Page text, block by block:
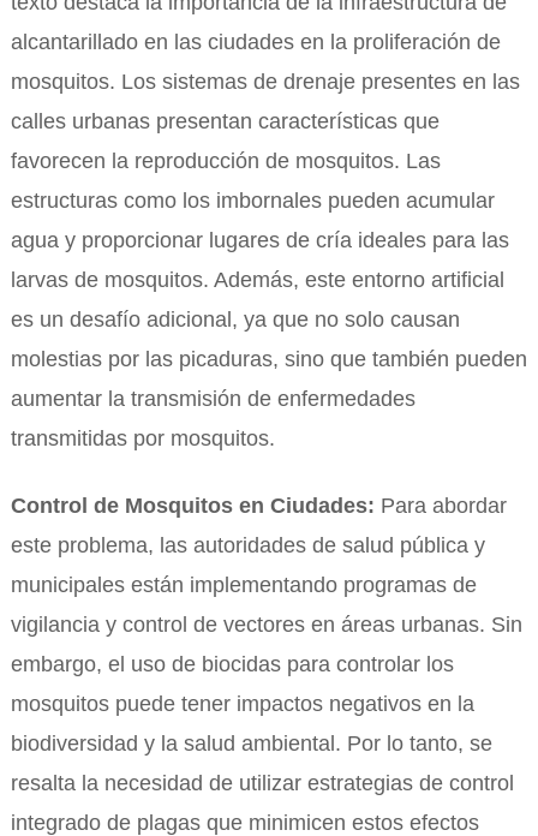
alcantarillado en las ciudades en la proliferación de
mosquitos. Los sistemas de drenaje presentes en las
calles urbanas presentan características que
favorecen la reproducción de mosquitos. Las
estructuras como los imbornales pueden acumular
agua y proporcionar lugares de cría ideales para las
larvas de mosquitos. Además, este entorno artificial
es un desafío adicional, ya que no solo causan
molestias por las picaduras, sino que también pueden
aumentar la transmisión de enfermedades
transmitidas por mosquitos.
Control de Mosquitos en Ciudades: Para abordar
este problema, las autoridades de salud pública y
municipales están implementando programas de
vigilancia y control de vectores en áreas urbanas. Sin
embargo, el uso de biocidas para controlar los
mosquitos puede tener impactos negativos en la
biodiversidad y la salud ambiental. Por lo tanto, se
resalta la necesidad de utilizar estrategias de control
integrado de plagas que minimicen estos efectos